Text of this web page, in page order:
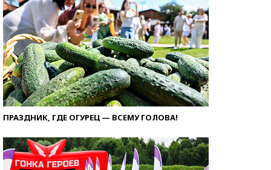
ПРАЗДНИК, ГДЕ ОГУРЕЦ — ВСЕМУ ГОЛОВА!